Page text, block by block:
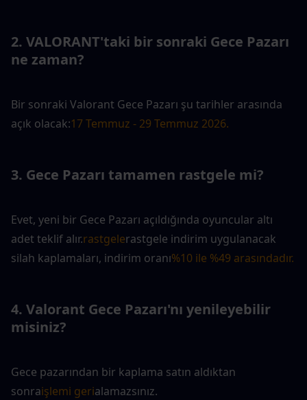
2. VALORANT'taki bir sonraki Gece Pazarı
ne zaman?
Bir sonraki Valorant Gece Pazarı şu tarihler arasında
açık olacak:17 Temmuz - 29 Temmuz 2026.
3. Gece Pazarı tamamen rastgele mi?
Evet, yeni bir Gece Pazarı açıldığında oyuncular altı
adet teklif alır.rastgelerastgele indirim uygulanacak
silah kaplamaları, indirim oranı%10 ile %49 arasındadır.
4. Valorant Gece Pazarı'nı yenileyebilir
misiniz?
Gece pazarından bir kaplama satın aldıktan
sonraişlemi gerialamazsınız.